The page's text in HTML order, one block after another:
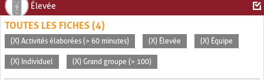
Élevée
TOUTES LES FICHES (4)
(X) Activités élaborées (> 60 minutes) (X) Élevée (X) Équipe
(X) Individuel (X) Grand groupe (> 100)